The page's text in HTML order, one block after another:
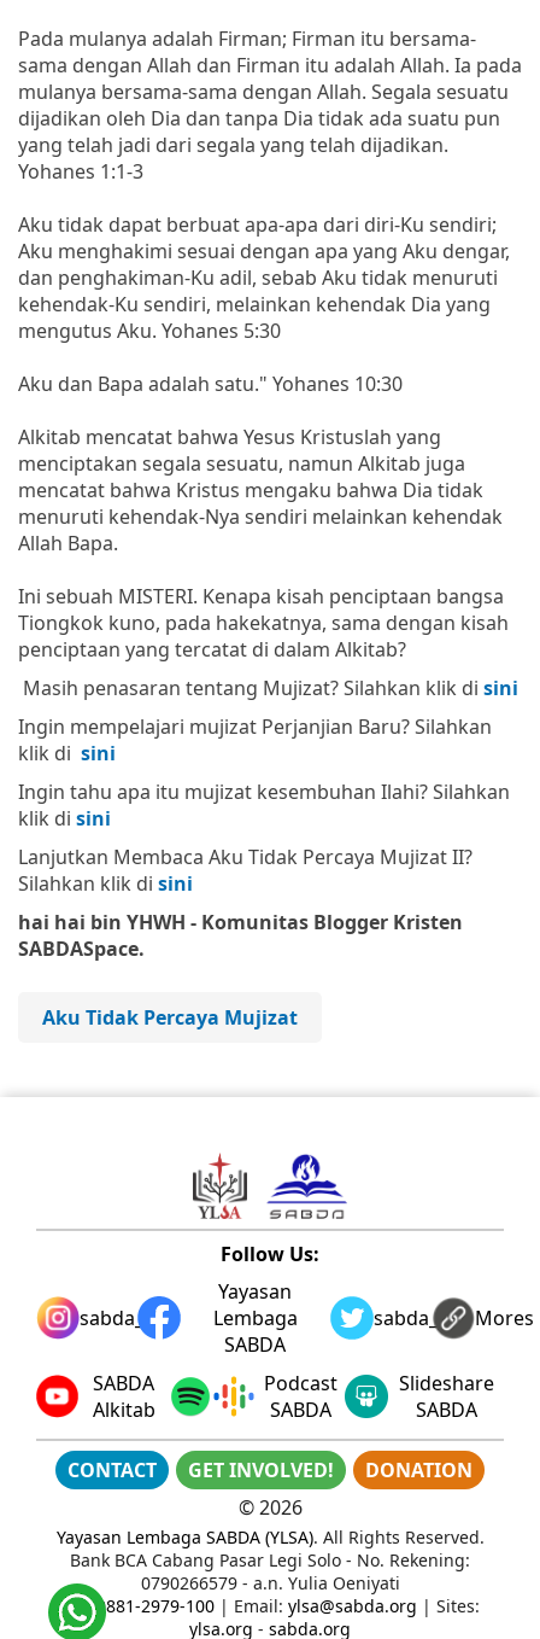
Pada mulanya adalah Firman; Firman itu bersama-
sama dengan Allah dan Firman itu adalah Allah. Ia pada
mulanya bersama-sama dengan Allah. Segala sesuatu
dijadikan oleh Dia dan tanpa Dia tidak ada suatu pun
yang telah jadi dari segala yang telah dijadikan.
Yohanes 1:1-3
Aku tidak dapat berbuat apa-apa dari diri-Ku sendiri;
Aku menghakimi sesuai dengan apa yang Aku dengar,
dan penghakiman-Ku adil, sebab Aku tidak menuruti
kehendak-Ku sendiri, melainkan kehendak Dia yang
mengutus Aku. Yohanes 5:30
Aku dan Bapa adalah satu." Yohanes 10:30
Alkitab mencatat bahwa Yesus Kristuslah yang
menciptakan segala sesuatu, namun Alkitab juga
mencatat bahwa Kristus mengaku bahwa Dia tidak
menuruti kehendak-Nya sendiri melainkan kehendak
Allah Bapa.
Ini sebuah MISTERI. Kenapa kisah penciptaan bangsa
Tiongkok kuno, pada hakekatnya, sama dengan kisah
penciptaan yang tercatat di dalam Alkitab?
Masih penasaran tentang Mujizat? Silahkan klik di sini
Ingin mempelajari mujizat Perjanjian Baru? Silahkan
klik di sini
Ingin tahu apa itu mujizat kesembuhan Ilahi? Silahkan
klik di sini
Lanjutkan Membaca Aku Tidak Percaya Mujizat II?
Silahkan klik di sini
hai hai bin YHWH - Komunitas Blogger Kristen
SABDASpace.
Aku Tidak Percaya Mujizat
Follow Us:
sabda_ylsa
Yayasan
Lembaga
SABDA
sabda_ylsaMores
SABDA
Alkitab
Podcast
SABDA
Slideshare
SABDA
CONTACT GET INVOLVED!
DONATION
©2026
Yayasan Lembaga SABDA (YLSA). All Rights Reserved.
Bank BCA Cabang Pasar Legi Solo - No. Rekening:
0790266579 - a.n. Yulia Oeniyati
WA:0881-2979-100| Email: ylsa@sabda.org | Sites:
ylsa.org - sabda.org